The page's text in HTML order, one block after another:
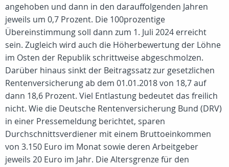
angehoben und dann in den darauffolgenden Jahren
jeweils um 0,7 Prozent. Die 100prozentige
Übereinstimmung soll dann zum 1. Juli 2024 erreicht
sein. Zugleich wird auch die Höherbewertung der Löhne
im Osten der Republik schrittweise abgeschmolzen.
Darüber hinaus sinkt der Beitragssatz zur gesetzlichen
Rentenversicherung ab dem 01.01.2018 von 18,7 auf
dann 18,6 Prozent. Viel Entlastung bedeutet das freilich
nicht. Wie die Deutsche Rentenversicherung Bund (DRV)
in einer Pressemeldung berichtet, sparen
Durchschnittsverdiener mit einem Bruttoeinkommen
von 3.150 Euro im Monat sowie deren Arbeitgeber
jeweils 20 Euro im Jahr. Die Altersgrenze für den